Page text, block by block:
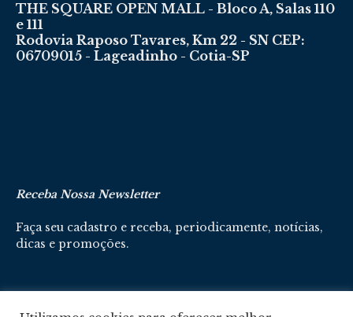
THE SQUARE OPEN MALL - Bloco A, Salas 110
e 111
Rodovia Raposo Tavares, Km 22 - SN CEP:
06709015 - Lageadinho - Cotia-SP
Receba Nossa Newsletter
Faça seu cadastro e receba, periodicamente, notícias,
dicas e promoções.